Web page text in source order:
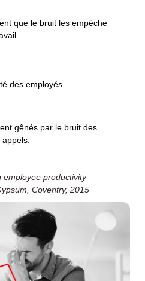
que le bruit les empêche
gênés par le bruit des
des employés
employee productivity
Coventry, 2015